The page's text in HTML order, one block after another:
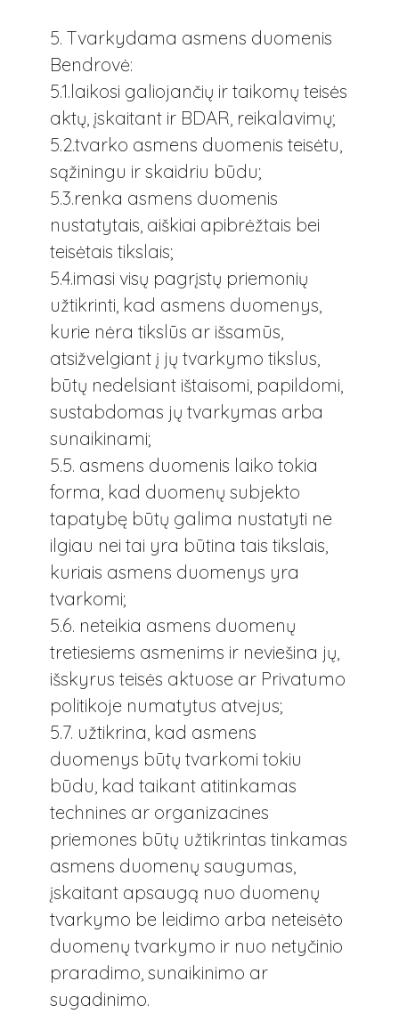
5. Tvarkydama asmens duomenis
Bendrovė:
5.1.laikosi galiojančių ir taikomų teisės
aktų, įskaitant ir BDAR, reikalavimų;
5.2.tvarko asmens duomenis teisėtu,
sąžiningu ir skaidriu būdu;
5.3.renka asmens duomenis
nustatytais, aiškiai apibrėžtais bei
teisėtais tikslais;
5.4.imasi visų pagrįstų priemonių
užtikrinti, kad asmens duomenys,
kurie nėra tikslūs ar išsamūs,
atsižvelgiant į jų tvarkymo tikslus,
būtų nedelsiant ištaisomi, papildomi,
sustabdomas jų tvarkymas arba
sunaikinami;
5.5. asmens duomenis laiko tokia
forma, kad duomenų subjekto
tapatybę būtų galima nustatyti ne
ilgiau nei tai yra būtina tais tikslais,
kuriais asmens duomenys yra
tvarkomi;
5.6. neteikia asmens duomenų
tretiesiems asmenims ir neviešina jų,
išskyrus teisės aktuose ar Privatumo
politikoje numatytus atvejus;
5.7. užtikrina, kad asmens
duomenys būtų tvarkomi tokiu
būdu, kad taikant atitinkamas
technines ar organizacines
priemones būtų užtikrintas tinkamas
asmens duomenų saugumas,
įskaitant apsaugą nuo duomenų
tvarkymo be leidimo arba neteisėto
duomenų tvarkymo ir nuo netyčinio
praradimo, sunaikinimo ar
sugadinimo.